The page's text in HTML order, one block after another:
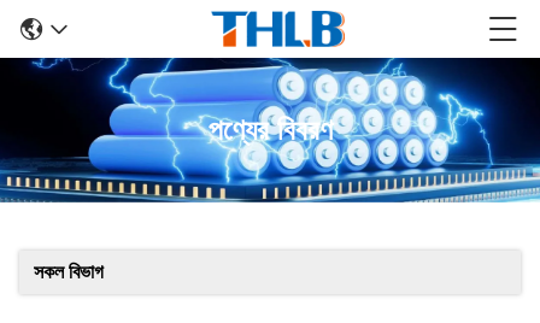
পণ্যের বিবরণ
সকল বিভাগ